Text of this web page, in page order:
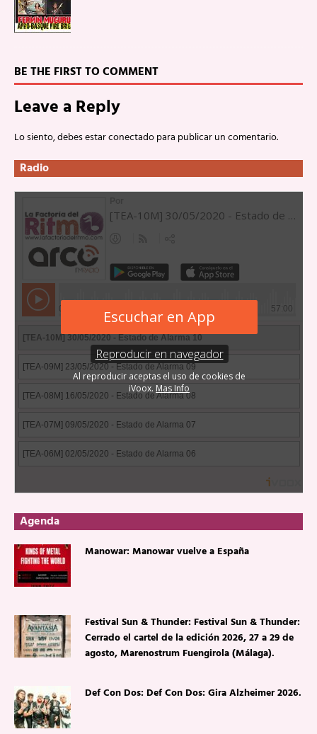
BE THE FIRST TO COMMENT
Leave a Reply
Lo siento, debes estarconectadopara publicar un comentario.
Radio
Agenda
Manowar: Manowar vuelve a España
Festival Sun & Thunder: Festival Sun & Thunder:
Cerrado el cartel de la edición 2026, 27 a 29 de
agosto, Marenostrum Fuengirola (Málaga).
Def Con Dos: Def Con Dos: Gira Alzheimer 2026.